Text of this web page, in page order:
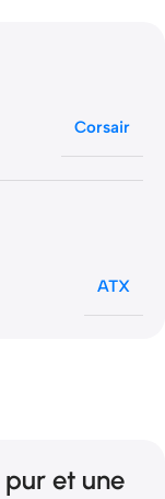
Corsair
ATX
et une